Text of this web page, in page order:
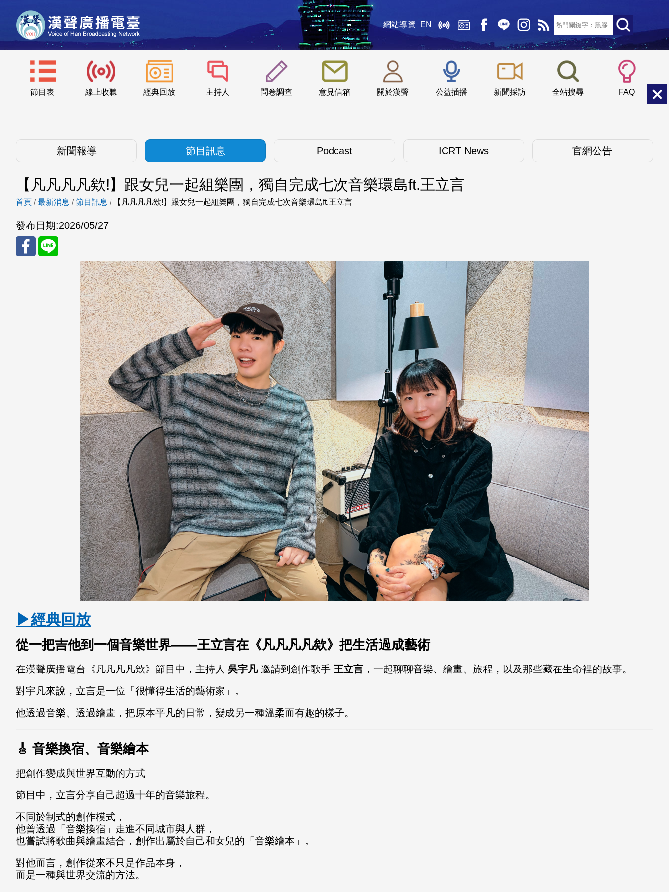
網站導覽 EN
節目表 線上收聽 經典回放 主持人 問卷調查 意見信箱 關於漢聲 公益插播 新聞採訪 全站搜尋 FAQ
::: 小 中
新聞報導 節目訊息 Podcast ICRT News 官網公告
【凡凡凡凡欸!】跟女兒一起組樂團，獨自完成七次音樂環島ft.王立言
首頁 /最新消息 /節目訊息 / 【凡凡凡凡欸!】跟女兒一起組樂團，獨自完成七次音樂環島ft.王立言
發布日期:2026/05/27
▶經典回放
從一把吉他到一個音樂世界——王立言在《凡凡凡凡欸》把生活過成藝術
在漢聲廣播電台《凡凡凡凡欸》節目中，主持人 吳宇凡邀請到創作歌手 王立言 ，一起聊聊音樂、繪畫、旅程，以及那些藏在生命裡的故事。
對宇凡來說，立言是一位「很懂得生活的藝術家」。
他透過音樂、透過繪畫，把原本平凡的日常，變成另一種溫柔而有趣的樣子。
🎸 音樂換宿、音樂繪本
把創作變成與世界互動的方式
節目中，立言分享自己超過十年的音樂旅程。
不同於制式的創作模式，
他曾透過「音樂換宿」走進不同城市與人群，
也嘗試將歌曲與繪畫結合，創作出屬於自己和女兒的「音樂繪本」。
對他而言，創作從來不只是作品本身，
而是一種與世界交流的方法。